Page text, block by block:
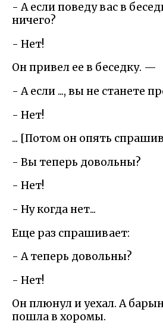
- А если поведу вас в
ничего?
- Нет!
Он привел ее в беседку. —
- А если ..., вы не станете
- Нет!
... [Потом он опять
- Вы теперь довольны?
- Нет!
- Ну когда нет...
Еще раз спрашивает:
- А теперь довольны?
- Нет!
Он плюнул и уехал. А
пошла в хоромы.